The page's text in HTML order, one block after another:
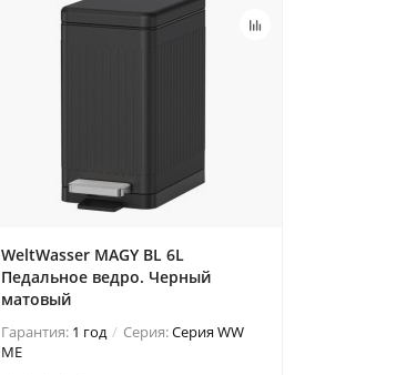
WeltWasser MAGY BL 6L
Педальное ведро. Черный
матовый
Гарантия: 1 год Серия:Серия WW
ME